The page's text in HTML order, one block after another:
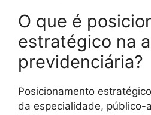
O que é
estratégico na
previdenciária?
Posicionamento
da especialidade, público-